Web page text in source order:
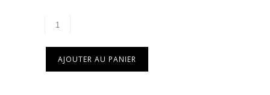
AJOUTER AU PANIER